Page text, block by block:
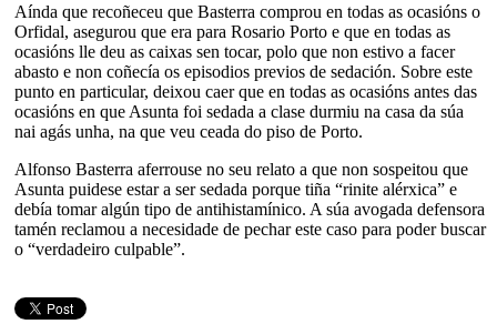
Aínda que recoñeceu que Basterra comprou en todas as ocasións o
Orfidal, asegurou que era para Rosario Porto e que en todas as
ocasións lle deu as caixas sen tocar, polo que non estivo a facer
abasto e non coñecía os episodios previos de sedación. Sobre este
punto en particular, deixou caer que en todas as ocasións antes das
ocasións en que Asunta foi sedada a clase durmiu na casa da súa
nai agás unha, na que veu ceada do piso de Porto.
Alfonso Basterra aferrouse no seu relato a que non sospeitou que
Asunta puidese estar a ser sedada porque tiña “rinite alérxica” e
debía tomar algún tipo de antihistamínico. A súa avogada defensora
tamén reclamou a necesidade de pechar este caso para poder buscar
o “verdadeiro culpable”.